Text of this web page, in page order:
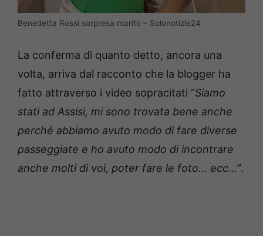
Benedetta Rossi sorpresa marito – Solonotizie24
La conferma di quanto detto, ancora una
volta, arriva dal racconto che la blogger ha
fatto attraverso i video sopracitati “Siamo
stati ad Assisi, mi sono trovata bene anche
perché abbiamo avuto modo di fare diverse
passeggiate e ho avuto modo di incontrare
anche molti di voi, poter fare le foto… ecc…”.